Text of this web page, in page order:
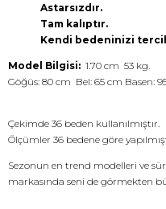
Astarsızdır.
Tam kalıptır.
Kendi bedeninizi
Model Bilgisi: 1.70 cm 53 kg.
Göğüs: 80 cm Bel: 65 cm Basen:
Çekimde 36 beden kullanılmıştır.
Ölçümler 36 bedene göre
Sezonun en trend modelleri ve
markasında seni de görmekten